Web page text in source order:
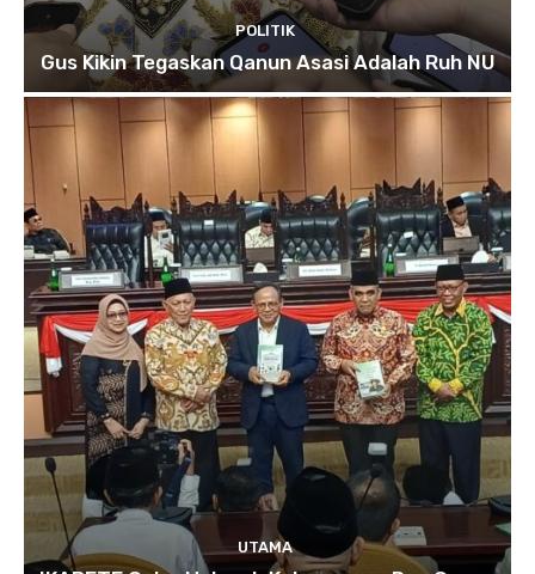
POLITIK
Gus Kikin Tegaskan Qanun Asasi Adalah Ruh NU
UTAMA